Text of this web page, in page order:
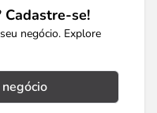
Cadastre-se!
negócio. Explore